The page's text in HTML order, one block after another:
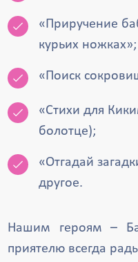
«Приручение
курьих ножках»;
«Поиск
«Стихи для
болотце);
«Отгадай
другое.
Нашим героям –
приятелю всегда